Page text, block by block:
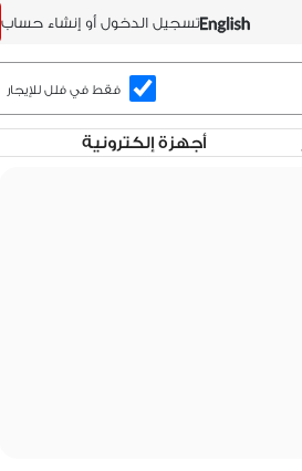
تسجيل الدخول أو إنشاء حساب
فقط في فلل للإيجار
أجهزة إلكترونية